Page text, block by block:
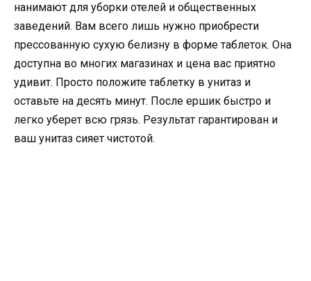
нанимают для уборки отелей и общественных
заведений. Вам всего лишь нужно приобрести
прессованную сухую белизну в форме таблеток. Она
доступна во многих магазинах и цена вас приятно
удивит. Просто положите таблетку в унитаз и
оставьте на десять минут. После ершик быстро и
легко уберет всю грязь. Результат гарантирован и
ваш унитаз сияет чистотой.